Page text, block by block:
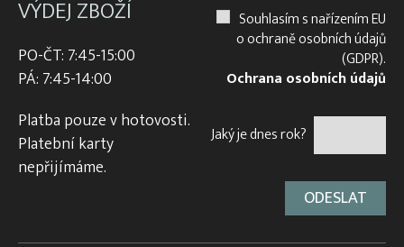
VÝDEJ ZBOŽÍ
PO-ČT: 7:45-15:00
PÁ: 7:45-14:00
Platba pouze v hotovosti.
Platební karty
nepřijímáme.
Souhlasím s nařízením EU
o ochraně osobních údajů
(GDPR).
Ochrana osobních údajů
Jaký je dnes rok?